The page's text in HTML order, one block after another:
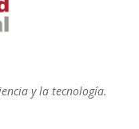
y la tecnología.